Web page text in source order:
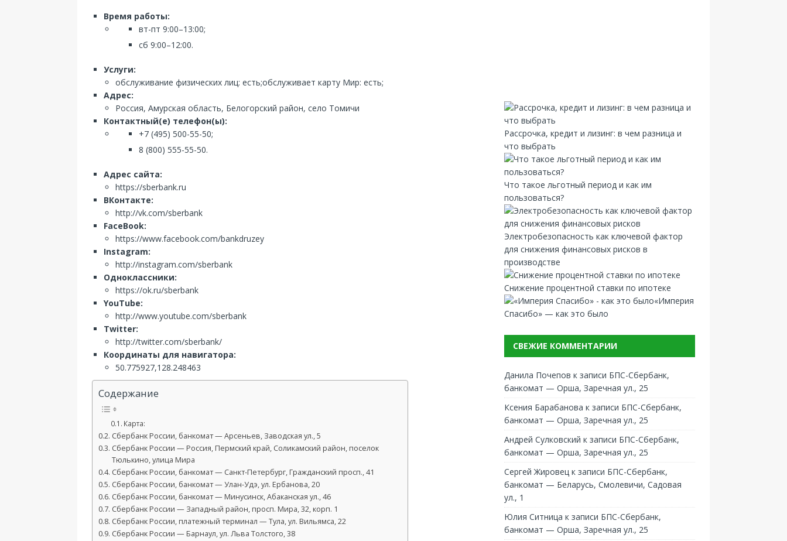
Время работы:
вт-пт 9:00–13:00;
сб 9:00–12:00.
Услуги:
обслуживание физических лиц: есть;обслуживает карту Мир: есть;
Адрес:
Россия, Амурская область, Белогорский район, село Томичи
Контактный(е) телефон(ы):
+7 (495) 500-55-50;
8 (800) 555-55-50.
Адрес сайта:
https://sberbank.ru
ВКонтакте:
http://vk.com/sberbank
FaceBook:
https://www.facebook.com/bankdruzey
Instagram:
http://instagram.com/sberbank
Одноклассники:
https://ok.ru/sberbank
YouTube:
http://www.youtube.com/sberbank
Twitter:
http://twitter.com/sberbank/
Координаты для навигатора:
50.775927,128.248463
Содержание
Карта:
Сбербанк России, банкомат — Арсеньев, Заводская ул., 5
Сбербанк России — Россия, Пермский край, Соликамский район, поселок
Тюлькино, улица Мира
Сбербанк России, банкомат — Санкт-Петербург, Гражданский просп., 41
Сбербанк России, банкомат — Улан-Удэ, ул. Ербанова, 20
Сбербанк России, банкомат — Минусинск, Абаканская ул., 46
Сбербанк России — Западный район, просп. Мира, 32, корп. 1
Сбербанк России, платежный терминал — Тула, ул. Вильямса, 22
Сбербанк России — Барнаул, ул. Льва Толстого, 38
Рассрочка, кредит и лизинг: в чем разница и
что выбрать
Что такое льготный период и как им
пользоваться?
Электробезопасность как ключевой фактор
для снижения финансовых рисков в
производстве
Снижение процентной ставки по ипотеке
«Империя
Спасибо» — как это было
СВЕЖИЕ КОММЕНТАРИИ
Данила Почепов к записи БПС-Сбербанк,
банкомат — Орша, Заречная ул., 25
Ксения Барабанова к записи БПС-Сбербанк,
банкомат — Орша, Заречная ул., 25
Андрей Сулковский к записи БПС-Сбербанк,
банкомат — Орша, Заречная ул., 25
Сергей Жировец к записи БПС-Сбербанк,
банкомат — Беларусь, Смолевичи, Садовая
ул., 1
Юлия Ситница к записи БПС-Сбербанк,
банкомат — Орша, Заречная ул., 25